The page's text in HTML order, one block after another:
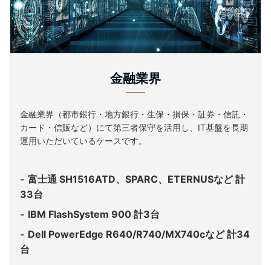
金融業界
金融業界（都市銀行・地方銀行・生保・損保・証券・信託・
カード・信販など）にて第三者保守を活用し、IT基盤を長期
運用いただいているケースです。
富士通 SH1516ATD、SPARC、ETERNUSなど 計
33台
IBM FlashSystem 900 計3台
Dell PowerEdge R640/R740/MX740cなど 計34
台